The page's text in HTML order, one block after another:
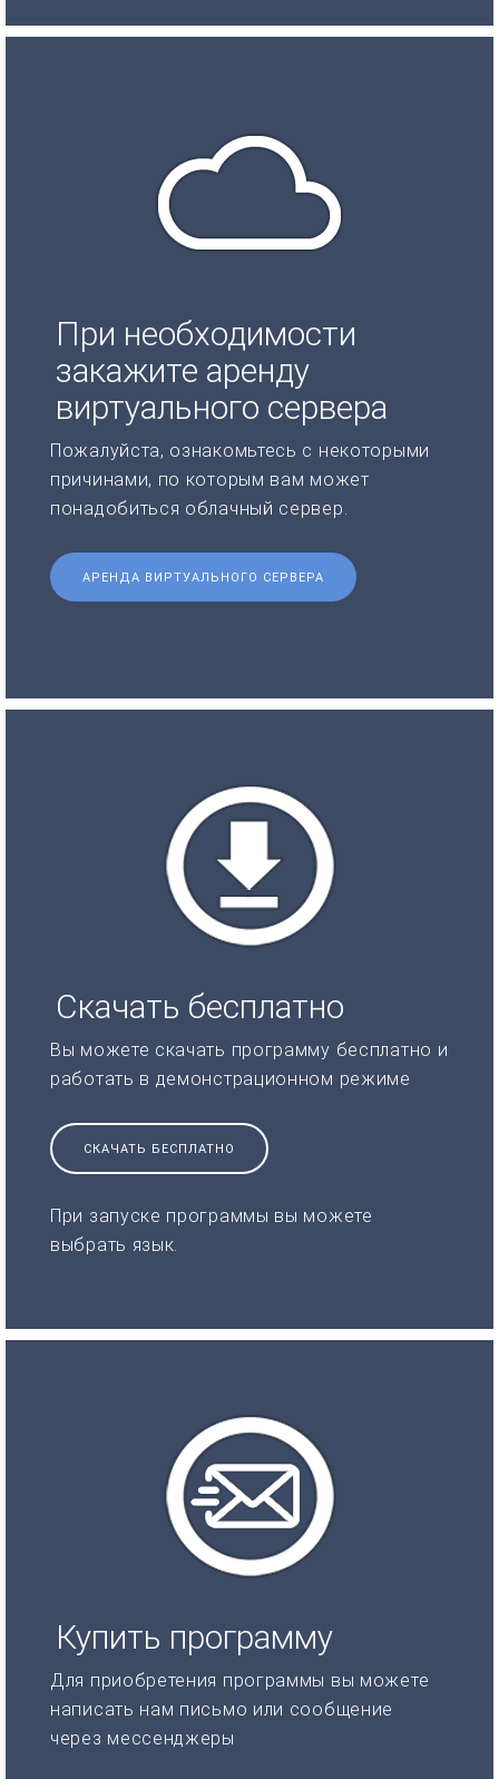
При необходимости
закажите аренду
виртуального сервера
Пожалуйста, ознакомьтесь с некоторыми
причинами, по которым вам может
понадобиться облачный сервер.
АРЕНДА ВИРТУАЛЬНОГО СЕРВЕРА
Скачать бесплатно
Вы можете скачать программу бесплатно и
работать в демонстрационном режиме
СКАЧАТЬ БЕСПЛАТНО
При запуске программы вы можете
выбрать язык.
Купить программу
Для приобретения программы вы можете
написать нам письмо или сообщение
через мессенджеры